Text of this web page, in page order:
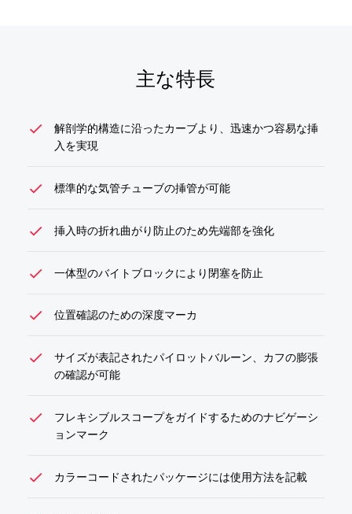
主な特長
check
解剖学的構造に沿ったカーブより、迅速かつ容易な挿
入を実現
check 標準的な気管チューブの挿管が可能
check 挿入時の折れ曲がり防止のため先端部を強化
check 一体型のバイトブロックにより閉塞を防止
check 位置確認のための深度マーカ
check
サイズが表記されたパイロットバルーン、カフの膨張
の確認が可能
check
フレキシブルスコープをガイドするためのナビゲーシ
ョンマーク
check カラーコードされたパッケージには使用方法を記載